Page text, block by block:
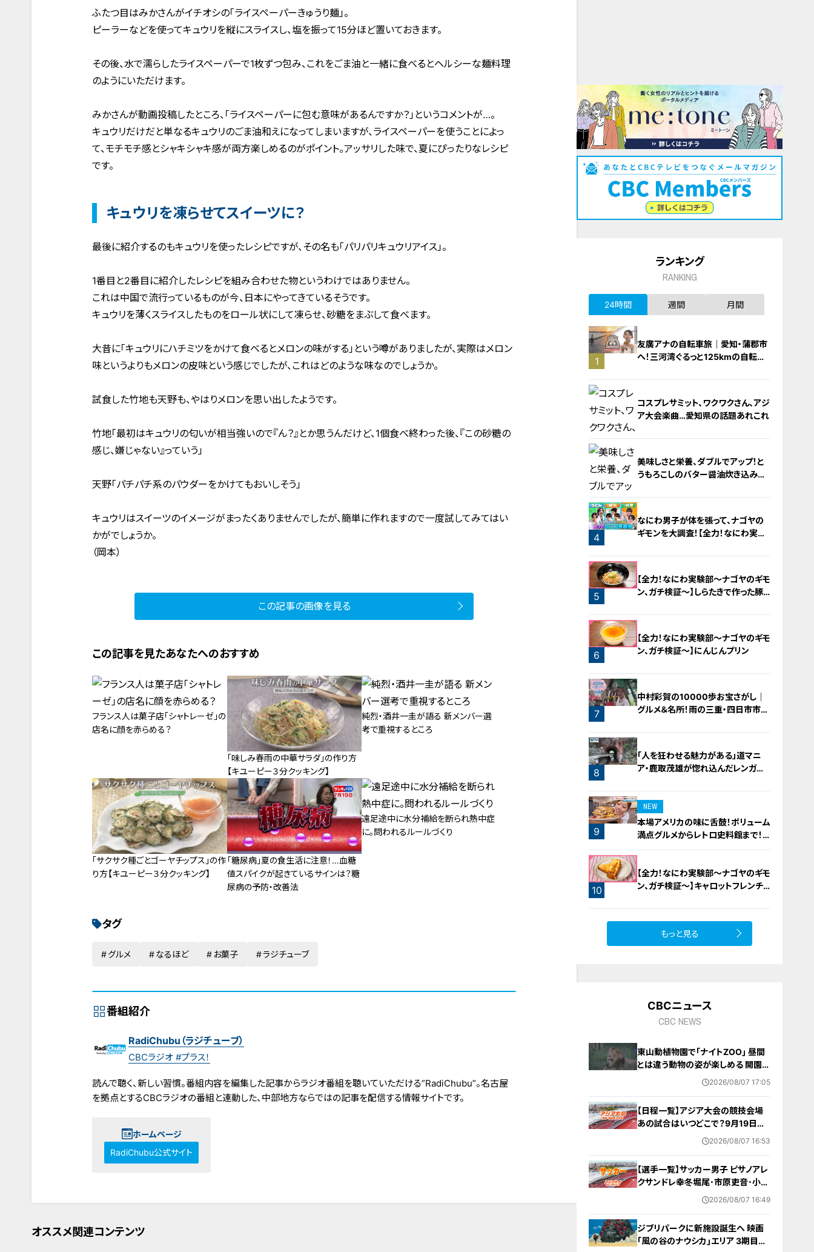
ふたつ目はみかさんがイチオシの「ライスペーパーきゅうり麺」。
ピーラーなどを使ってキュウリを縦にスライスし、塩を振って15分ほど置いておきます。
その後、水で濡らしたライスペーパーで1枚ずつ包み、これをごま油と一緒に食べるとヘルシーな麺料理
のようにいただけます。
みかさんが動画投稿したところ、「ライスペーパーに包む意味があるんですか？」というコメントが…。
キュウリだけだと単なるキュウリのごま油和えになってしまいますが、ライスペーパーを使うことによっ
て、モチモチ感とシャキシャキ感が両方楽しめるのがポイント。アッサリした味で、夏にぴったりなレシピ
です。
キュウリを凍らせてスイーツに？
最後に紹介するのもキュウリを使ったレシピですが、その名も「パリパリキュウリアイス」。
1番目と2番目に紹介したレシピを組み合わせた物というわけではありません。
これは中国で流行っているものが今、日本にやってきているそうです。
キュウリを薄くスライスしたものをロール状にして凍らせ、砂糖をまぶして食べます。
大昔に「キュウリにハチミツをかけて食べるとメロンの味がする」という噂がありましたが、実際はメロン
味というよりもメロンの皮味という感じでしたが、これはどのような味なのでしょうか。
試食した竹地も天野も、やはりメロンを思い出したようです。
竹地「最初はキュウリの匂いが相当強いので『ん？』とか思うんだけど、1個食べ終わった後、『この砂糖の
感じ、嫌じゃない』っていう」
天野「パチパチ系のパウダーをかけてもおいしそう」
キュウリはスイーツのイメージがまったくありませんでしたが、簡単に作れますので一度試してみてはい
かがでしょうか。
（岡本）
この記事の画像を見る
この記事を見たあなたへのおすすめ
フランス人は菓子店「シャトレーゼ」の
店名に顔を赤らめる？
「味しみ春雨の中華サラダ」の作り方
【キユーピー３分クッキング】
純烈・酒井一圭が語る 新メンバー選
考で重視するところ
「サクサク種ごとゴーヤチップス」の作
り方【キユーピー３分クッキング】
「糖尿病」夏の食生活に注意！…血糖
値スパイクが起きているサインは？糖
尿病の予防・改善法
遠足途中に水分補給を断られ熱中症
に。問われるルールづくり
タグ
グルメ なるほど お菓子 ラジチューブ
番組紹介
RadiChubu（ラジチューブ）
CBCラジオ #プラス！
読んで聴く、新しい習慣。番組内容を編集した記事からラジオ番組を聴いていただける”RadiChubu”。名古屋
を拠点とするCBCラジオの番組と連動した、中部地方ならではの記事を配信する情報サイトです。
ホームページ
RadiChubu公式サイト
オススメ関連コンテンツ
ランキング
RANKING
24時間 週間 月間
1
友廣アナの自転車旅｜愛知・蒲郡市
へ！三河湾ぐるっと125kmの自転車
2
コスプレサミット、ワクワクさん、アジ
ア大会楽曲…愛知県の話題あれこれ
3
美味しさと栄養、ダブルでアップ！と
うもろこしのバター醤油炊き込みご
4
なにわ男子が体を張って、ナゴヤの
ギモンを大調査！【全力！なにわ実験
5
【全力！なにわ実験部～ナゴヤのギモ
ン、ガチ検証～】しらたきで作った豚
6
【全力！なにわ実験部～ナゴヤのギモ
ン、ガチ検証～】にんじんプリン
7
中村彩賀の10000歩お宝さがし｜
グルメ＆名所！雨の三重・四日市市で
8
「人を狂わせる魅力がある」道マニ
ア・鹿取茂雄が惚れ込んだレンガの
9
NEW
本場アメリカの味に舌鼓！ボリューム
満点グルメからレトロ史料館まで！
愛知・東海市の感動スポット3選
10
【全力！なにわ実験部～ナゴヤのギモ
ン、ガチ検証～】キャロットフレンチ
もっと見る
CBCニュース
CBC NEWS
東山動植物園で｢ナイトZOO｣ 昼間
とは違う動物の姿が楽しめる 開園時
間は約3時間半延長 プロジェクショ
2026/08/07 17:05
【日程一覧】アジア大会の競技会場
あの試合はいつどこで？9月19日
（土）～10月4日（日）【アジア大会 ア
更新
2026/08/07 16:53
【選手一覧】サッカー男子 ピサノアレ
クサンドレ幸冬堀尾･市原吏音･小杉
啓太など 日本代表選手【アジア大会
2026/08/07 16:49
ジブリパークに新施設誕生へ 映画
｢風の谷のナウシカ｣エリア 3期目の